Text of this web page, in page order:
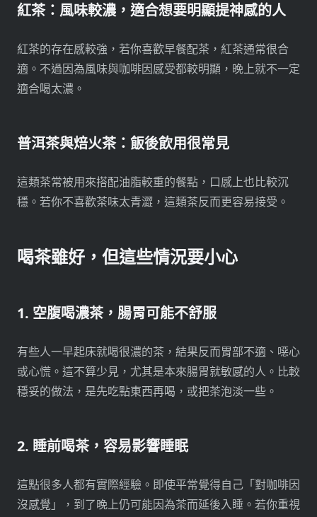
紅茶：風味較濃，適合想要明顯提神感的人
紅茶的存在感較強，若你喜歡早餐配茶，紅茶通常很合
適。不過因為風味與咖啡因感受都較明顯，晚上就不一定
適合喝太濃。
普洱茶與焙火茶：飯後飲用很常見
這類茶常被用來搭配油脂較重的餐點，口感上也比較沉
穩。若你不喜歡茶味太青澀，這類茶反而更容易接受。
喝茶雖好，但這些情況要小心
1. 空腹喝濃茶，腸胃可能不舒服
有些人一早起床就喝很濃的茶，結果反而胃部不適、噁心
或心慌。這不算少見，尤其是本來腸胃就敏感的人。比較
穩妥的做法，是先吃點東西再喝，或把茶泡淡一些。
2. 睡前喝茶，容易影響睡眠
這點很多人都有實際經驗。即使平常覺得自己「對咖啡因
沒感覺」，到了晚上仍可能因為茶而延後入睡。若你重視